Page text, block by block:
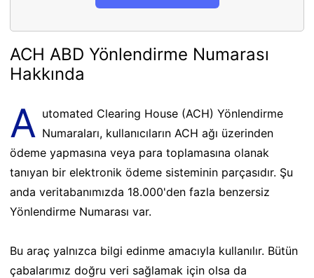
ACH ABD Yönlendirme Numarası
Hakkında
A utomated Clearing House (ACH) Yönlendirme
Numaraları, kullanıcıların ACH ağı üzerinden
ödeme yapmasına veya para toplamasına olanak
tanıyan bir elektronik ödeme sisteminin parçasıdır. Şu
anda veritabanımızda 18.000'den fazla benzersiz
Yönlendirme Numarası var.
Bu araç yalnızca bilgi edinme amacıyla kullanılır. Bütün
çabalarımız doğru veri sağlamak için olsa da